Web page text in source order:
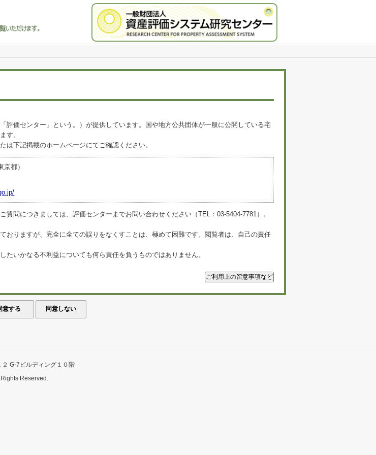
「評価センター」という。）が提供しています。国や地方公共団体が一般に公開している宅
す。
下記掲載のホームページにてご確認ください。
都）
問につきましては、評価センターまでお問い合わせください（TEL：03-5404-7781）。
りますが、完全に全ての誤りをなくすことは、極めて困難です。閲覧者は、自己の責任
いかなる不利益についても何ら責任を負うものではありません。
G-7ビルディング１０階
Reserved.